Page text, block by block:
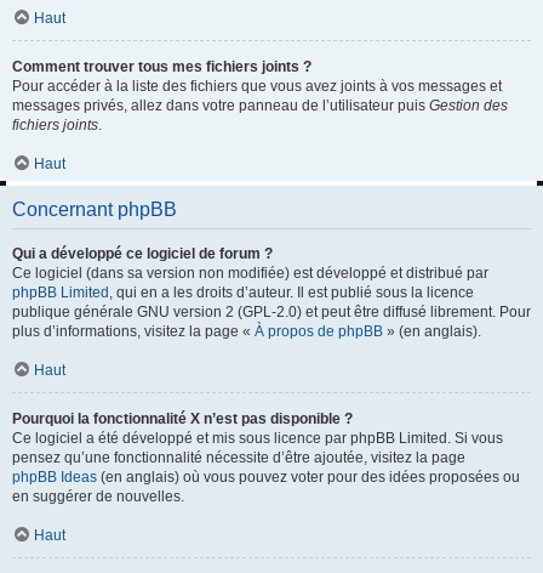
Haut
Comment trouver tous mes fichiers joints ?
Pour accéder à la liste des fichiers que vous avez joints à vos messages et
messages privés, allez dans votre panneau de l’utilisateur puis Gestion des
fichiers joints
Haut
Concernant phpBB
Qui a développé ce logiciel de forum ?
Ce logiciel (dans sa version non modifiée) est développé et distribué par
phpBB Limited , qui en a les droits d’auteur. Il est publié sous la licence
publique générale GNU version 2 (GPL-2.0) et peut être diffusé librement. Pour
plus d’informations, visitez la page « À propos de phpBB » (en anglais).
Haut
Pourquoi la fonctionnalité X n’est pas disponible ?
Ce logiciel a été développé et mis sous licence par phpBB Limited. Si vous
pensez qu’une fonctionnalité nécessite d’être ajoutée, visitez la page
phpBB Ideas (en anglais) où vous pouvez voter pour des idées proposées ou
en suggérer de nouvelles.
Haut